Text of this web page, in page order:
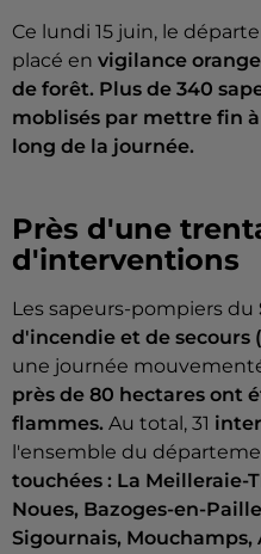
Ce lundi 15 juin, le
placé en vigilance orange
de forêt. Plus de 340
moblisés par mettre fin
long de la journée.
Près d'une
d'interventions
Les sapeurs-pompiers du
d'incendie et de secours
une journée
près de 80 hectares ont
flammes. Au total, 31
l'ensemble du
touchées : La Meilleraie-
Noues, Bazoges-en-
Sigournais,